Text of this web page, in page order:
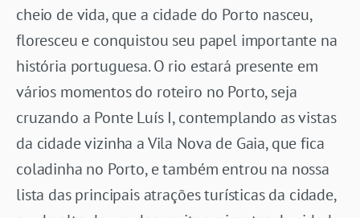
cheio de vida, que a cidade do Porto nasceu,
floresceu e conquistou seu papel importante na
história portuguesa. O rio estará presente em
vários momentos do roteiro no Porto, seja
cruzando a Ponte Luís I, contemplando as vistas
da cidade vizinha a Vila Nova de Gaia, que fica
coladinha no Porto, e também entrou na nossa
lista das principais atrações turísticas da cidade,